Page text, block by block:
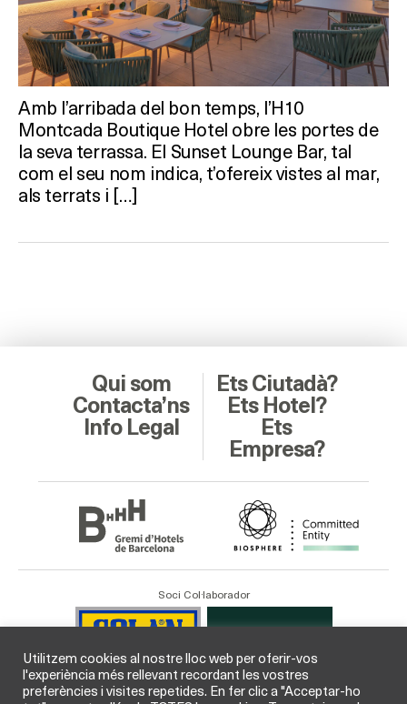
Amb l’arribada del bon temps, l’H10
Montcada Boutique Hotel obre les portes de
la seva terrassa. El Sunset Lounge Bar, tal
com el seu nom indica, t’ofereix vistes al mar,
als terrats i […]
Qui som
Contacta’ns
Info Legal
Ets Ciutadà?
Ets Hotel?
Ets
Empresa?
Soci Col·laborador
Utilitzem cookies al nostre lloc web per oferir-vos
l'experiència més rellevant recordant les vostres
preferències i visites repetides. En fer clic a "Acceptar-ho